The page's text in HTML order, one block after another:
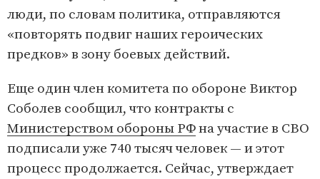
люди, по словам политика, отправляются
«повторять подвиг наших героических
предков» в зону боевых действий.
Еще один член комитета по обороне Виктор
Соболев сообщил, что контракты с
Министерством обороны РФна участие в СВО
подписали уже 740 тысяч человек — и этот
процесс продолжается. Сейчас, утверждает